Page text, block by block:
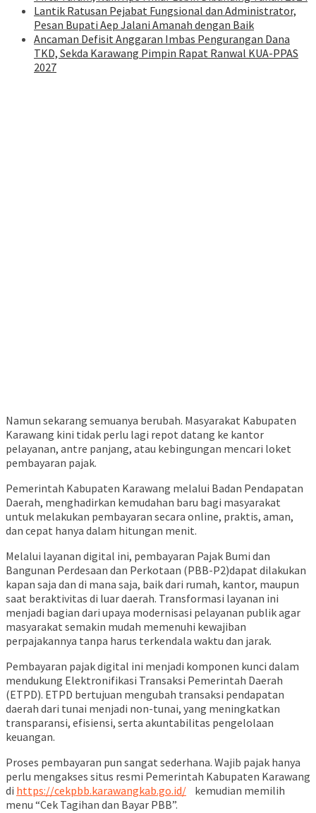
Lantik Ratusan Pejabat Fungsional dan Administrator,
Pesan Bupati Aep Jalani Amanah dengan Baik
Ancaman Defisit Anggaran Imbas Pengurangan Dana
TKD, Sekda Karawang Pimpin Rapat Ranwal KUA-PPAS
2027
Namun sekarang semuanya berubah. Masyarakat Kabupaten
Karawang kini tidak perlu lagi repot datang ke kantor
pelayanan, antre panjang, atau kebingungan mencari loket
pembayaran pajak.
Pemerintah Kabupaten Karawang melalui Badan Pendapatan
Daerah, menghadirkan kemudahan baru bagi masyarakat
untuk melakukan pembayaran secara online, praktis, aman,
dan cepat hanya dalam hitungan menit.
Melalui layanan digital ini, pembayaran Pajak Bumi dan
Bangunan Perdesaan dan Perkotaan (PBB-P2)dapat dilakukan
kapan saja dan di mana saja, baik dari rumah, kantor, maupun
saat beraktivitas di luar daerah. Transformasi layanan ini
menjadi bagian dari upaya modernisasi pelayanan publik agar
masyarakat semakin mudah memenuhi kewajiban
perpajakannya tanpa harus terkendala waktu dan jarak.
Pembayaran pajak digital ini menjadi komponen kunci dalam
mendukung Elektronifikasi Transaksi Pemerintah Daerah
(ETPD). ETPD bertujuan mengubah transaksi pendapatan
daerah dari tunai menjadi non-tunai, yang meningkatkan
transparansi, efisiensi, serta akuntabilitas pengelolaan
keuangan.
Proses pembayaran pun sangat sederhana. Wajib pajak hanya
perlu mengakses situs resmi Pemerintah Kabupaten Karawang
di https://cekpbb.karawangkab.go.id/ kemudian memilih
menu “Cek Tagihan dan Bayar PBB”.